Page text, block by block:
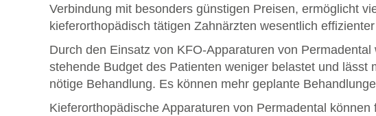
Verbindung mit besonders günstigen Preisen, ermöglicht
kieferorthopädisch tätigen Zahnärzten wesentlich
Durch den Einsatz von KFO-Apparaturen von Permadental
stehende Budget des Patienten weniger belastet und lässt
nötige Behandlung. Es können mehr geplante
Kieferorthopädische Apparaturen von Permadental können